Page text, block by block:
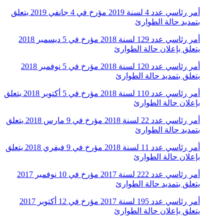
أمر رئاسي عدد 4 لسنة 2019 مؤرخ في 4 جانفي 2019 يتعلق
بتمديد حالة الطوارئ
أمر رئاسي عدد 129 لسنة 2018 مؤرخ في 5 ديسمبر 2018
يتعلق بإعلان حالة الطوارئ
أمر رئاسي عدد 120 لسنة 2018 مؤرخ في 5 نوفمبر 2018
يتعلق بتمديد حالة الطوارئ
أمر رئاسي عدد 110 لسنة 2018 مؤرخ في 5 أكتوبر 2018 يتعلق
بإعلان حالة الطوارئ
أمر رئاسي عدد 22 لسنة 2018 مؤرخ في 9 مارس 2018 يتعلق
بتمديد حالة الطوارئ
أمر رئاسي عدد 11 لسنة 2018 مؤرخ في 9 فيفري 2018 يتعلق
بإعلان حالة الطوارئ
أمر رئاسي عدد 222 لسنة 2017 مؤرخ في 10 نوفمبر 2017
يتعلق بتمديد حالة الطوارئ
أمر رئاسي عدد 195 لسنة 2017 مؤرخ في 12 أكتوبر 2017
يتعلق بإعلان حالة الطوارئ